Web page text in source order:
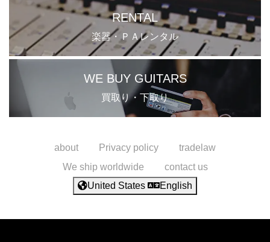
RENTAL
楽器・ＰＡレンタル
WE BUY GUITARS
買取り・下取り
about Privacy policy
tradelaw
We ship worldwide
contact us
United States
English